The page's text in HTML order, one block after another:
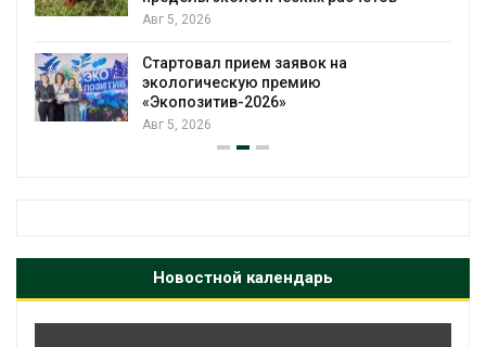
Авг 5, 2026
Стартовал прием заявок на
экологическую премию
«Экопозитив-2026»
Авг 5, 2026
Новостной календарь